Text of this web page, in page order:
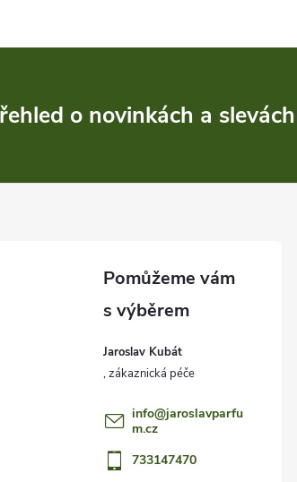
o novinkách a slevách
Jaroslav Kubát
info@jaroslavparfu
m.cz
733147470